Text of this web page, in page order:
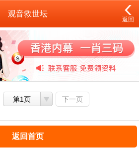
观音救世坛
返回
第1页 下一页
返回首页